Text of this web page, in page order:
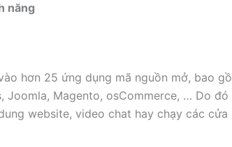
năng
hơn 25 ứng dụng mã nguồn mở, bao
Joomla, Magento, osCommerce, … Do
website, video chat hay chạy các cửa